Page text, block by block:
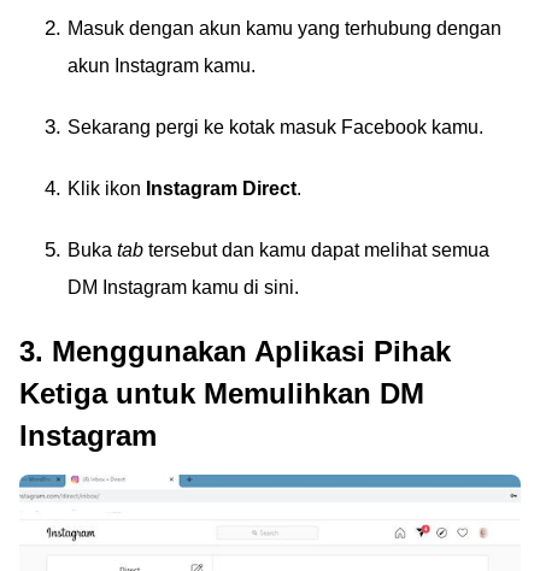
Masuk dengan akun kamu yang terhubung dengan
akun Instagram kamu.
Sekarang pergi ke kotak masuk Facebook kamu.
Klik ikon Instagram Direct.
Buka tab tersebut dan kamu dapat melihat semua
DM Instagram kamu di sini.
3. Menggunakan Aplikasi Pihak
Ketiga untuk Memulihkan DM
Instagram